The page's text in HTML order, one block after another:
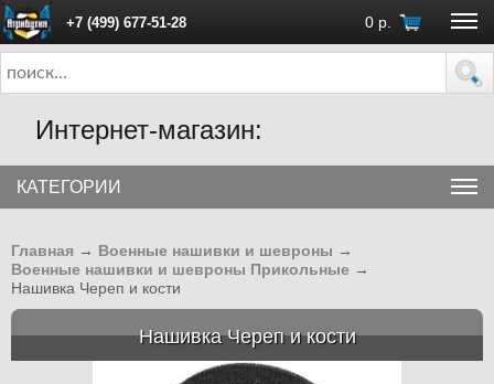
+7 (499) 677-51-28 0 р.
ПН - ПТ с 10:00 до 18:00 (Москва)
Интернет-магазин:
КАТЕГОРИИ
Главная → Военные нашивки и шевроны →
Военные нашивки и шевроны Прикольные →
Нашивка Череп и кости
Нашивка Череп и кости